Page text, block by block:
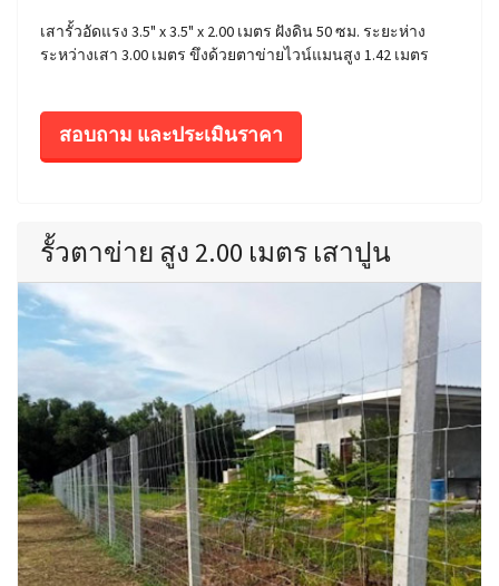
เสารั้วอัดแรง 3.5" x 3.5" x 2.00 เมตร ฝังดิน 50 ซม. ระยะห่าง
ระหว่างเสา 3.00 เมตร ขึงด้วยตาข่ายไวน์แมนสูง 1.42 เมตร
สอบถาม และประเมินราคา
รั้วตาข่าย สูง 2.00 เมตร เสาปูน